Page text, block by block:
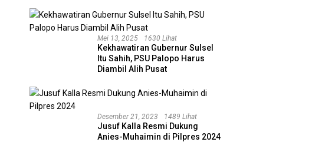
Mei 13, 2025 1630 Lihat
Kekhawatiran Gubernur Sulsel
Itu Sahih, PSU Palopo Harus
Diambil Alih Pusat
Desember 21, 2023 1489 Lihat
Jusuf Kalla Resmi Dukung
Anies-Muhaimin di Pilpres 2024